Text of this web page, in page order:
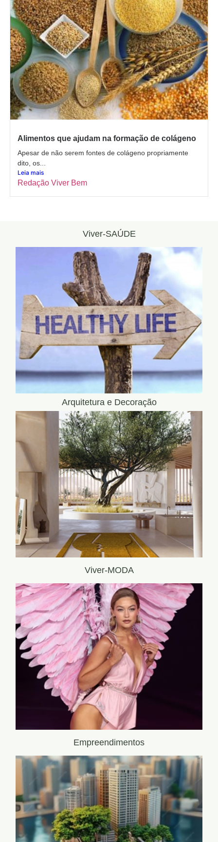
Alimentos que ajudam na formação de colágeno
Apesar de não serem fontes de colágeno propriamente
dito, os...
Leia mais
Redação Viver Bem
Viver-SAÚDE
Arquitetura e Decoração
Viver-MODA
Empreendimentos